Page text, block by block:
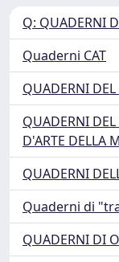
Q: QUADERNI
Quaderni CAT
QUADERNI DEL
QUADERNI
D'ARTE DELLA
QUADERNI
Quaderni di
QUADERNI DI